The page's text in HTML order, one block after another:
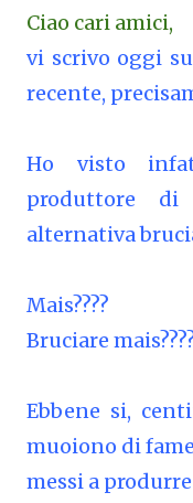
Ciao cari amici,
vi scrivo oggi
recente,
Ho visto
produttore
alternativa
Mais????
Bruciare
Ebbene si,
muoiono di
messi a